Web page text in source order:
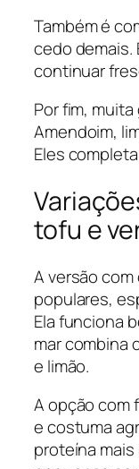
Também é
cedo demais.
continuar
Por fim,
Amendoim,
Eles
tofu e
A versão com
populares,
Ela funciona
mar combina
e limão.
A opção com
e costuma
proteína mais